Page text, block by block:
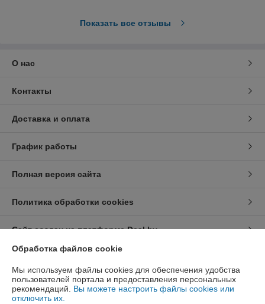
Показать все отзывы
О нас
Контакты
Доставка и оплата
График работы
Полная версия сайта
Политика обработки cookies
Сайт создан на платформе Deal.by
Информация для покупателя
Юридическое лицо:ООО «Курсдеталь»
220002 г. Минск, 3-й Загородный пер., 4А
Обработка файлов cookie
Мы используем файлы cookies для обеспечения удобства
пользователей портала и предоставления персональных
рекомендаций. Вы можете настроить файлы cookies или
отключить их.